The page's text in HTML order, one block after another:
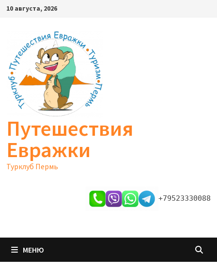
Перейти
содержимому
10 августа, 2026
Путешествия
Евражки
Турклуб Пермь
+79523330088
МЕНЮ